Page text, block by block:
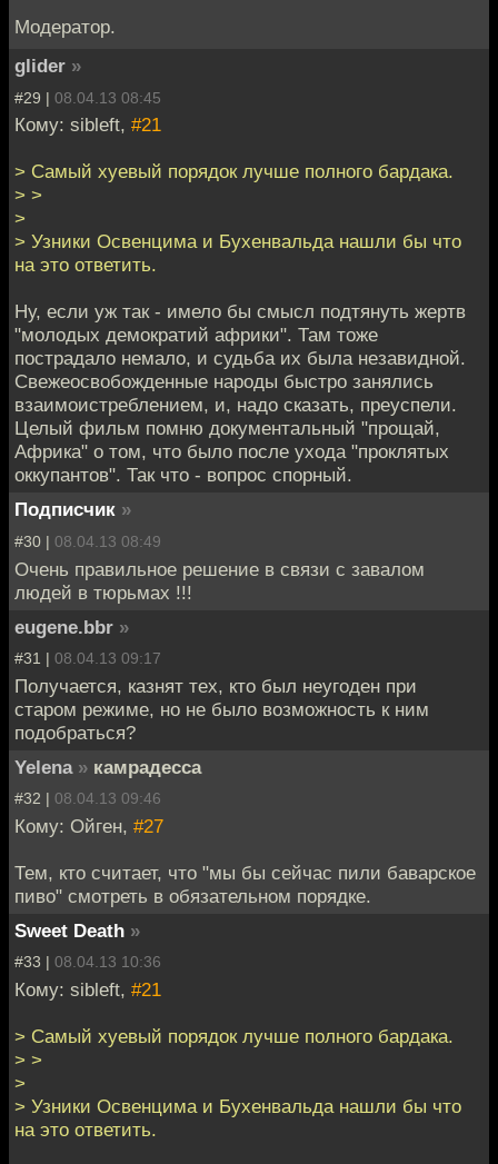
Модератор.
glider »
#29 | 08.04.13 08:45
Кому: sibleft, #21
> Самый хуевый порядок лучше полного бардака.
> >
>
> Узники Освенцима и Бухенвальда нашли бы что
на это ответить.
Ну, если уж так - имело бы смысл подтянуть жертв
"молодых демократий африки". Там тоже
пострадало немало, и судьба их была незавидной.
Свежеосвобожденные народы быстро занялись
взаимоистреблением, и, надо сказать, преуспели.
Целый фильм помню документальный "прощай,
Африка" о том, что было после ухода "проклятых
оккупантов". Так что - вопрос спорный.
Подписчик »
#30 | 08.04.13 08:49
Очень правильное решение в связи с завалом
людей в тюрьмах !!!
eugene.bbr »
#31 | 08.04.13 09:17
Получается, казнят тех, кто был неугоден при
старом режиме, но не было возможность к ним
подобраться?
Yelena » камрадесса
#32 | 08.04.13 09:46
Кому: Ойген, #27
Тем, кто считает, что "мы бы сейчас пили баварское
пиво" смотреть в обязательном порядке.
Sweet Death »
#33 | 08.04.13 10:36
Кому: sibleft, #21
> Самый хуевый порядок лучше полного бардака.
> >
>
> Узники Освенцима и Бухенвальда нашли бы что
на это ответить.